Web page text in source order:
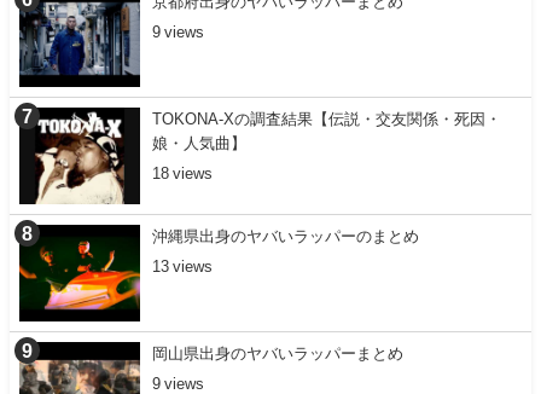
9
TOKONA-Xの調査結果【伝説・交友関係・死因・
娘・人気曲】
18
沖縄県出身のヤバいラッパーのまとめ
13
岡山県出身のヤバいラッパーまとめ
9